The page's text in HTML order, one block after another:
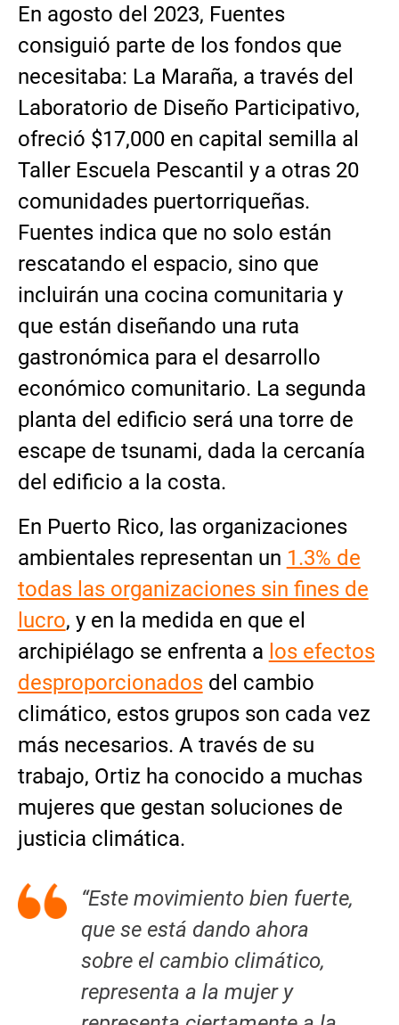
En agosto del 2023, Fuentes
consiguió parte de los fondos que
necesitaba: La Maraña, a través del
Laboratorio de Diseño Participativo,
ofreció $17,000 en capital semilla al
Taller Escuela Pescantil y a otras 20
comunidades puertorriqueñas.
Fuentes indica que no solo están
rescatando el espacio, sino que
incluirán una cocina comunitaria y
que están diseñando una ruta
gastronómica para el desarrollo
económico comunitario. La segunda
planta del edificio será una torre de
escape de tsunami, dada la cercanía
del edificio a la costa.
En Puerto Rico, las organizaciones
ambientales representan un 1.3% de
todas las organizaciones sin fines de
lucro, y en la medida en que el
archipiélago se enfrenta a los efectos
desproporcionadosdel cambio
climático, estos grupos son cada vez
más necesarios. A través de su
trabajo, Ortiz ha conocido a muchas
mujeres que gestan soluciones de
justicia climática.
“Este movimiento bien fuerte,
que se está dando ahora
sobre el cambio climático,
representa a la mujer y